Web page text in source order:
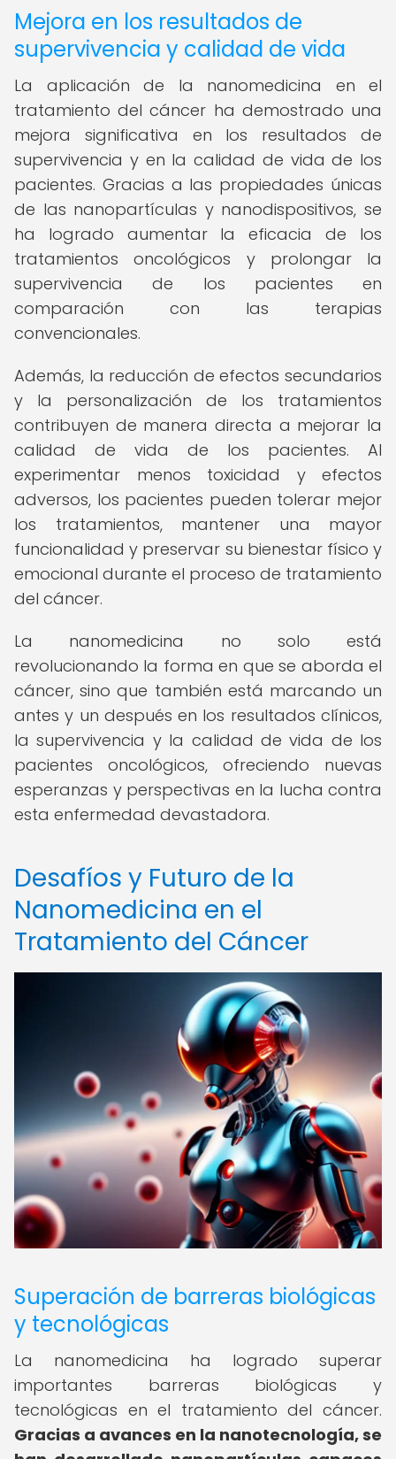
Mejora en los resultados de
supervivencia y calidad de vida
La aplicación de la nanomedicina en el
tratamiento del cáncer ha demostrado una
mejora significativa en los resultados de
supervivencia y en la calidad de vida de los
pacientes. Gracias a las propiedades únicas
de las nanopartículas y nanodispositivos, se
ha logrado aumentar la eficacia de los
tratamientos oncológicos y prolongar la
supervivencia de los pacientes en
comparación con las terapias
convencionales.
Además, la reducción de efectos secundarios
y la personalización de los tratamientos
contribuyen de manera directa a mejorar la
calidad de vida de los pacientes. Al
experimentar menos toxicidad y efectos
adversos, los pacientes pueden tolerar mejor
los tratamientos, mantener una mayor
funcionalidad y preservar su bienestar físico y
emocional durante el proceso de tratamiento
del cáncer.
La nanomedicina no solo está
revolucionando la forma en que se aborda el
cáncer, sino que también está marcando un
antes y un después en los resultados clínicos,
la supervivencia y la calidad de vida de los
pacientes oncológicos, ofreciendo nuevas
esperanzas y perspectivas en la lucha contra
esta enfermedad devastadora.
Desafíos y Futuro de la
Nanomedicina en el
Tratamiento del Cáncer
Superación de barreras biológicas
y tecnológicas
La nanomedicina ha logrado superar
importantes barreras biológicas y
tecnológicas en el tratamiento del cáncer.
Gracias a avances en la nanotecnología, se